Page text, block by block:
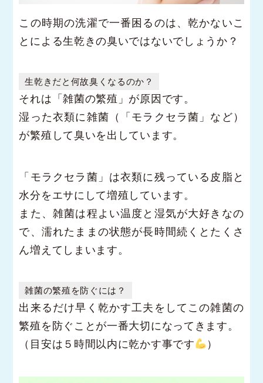
この時期の洗濯で一番困るのは、乾かないこ
とによる生乾きの臭いではないでしょうか？
生乾きだと何故臭くなるのか？
それは「雑菌の繁殖」が原因です。
湿った衣類に雑菌（「モラクセラ菌」など）
が繁殖して臭いを出しています。
「モラクセラ菌」は衣類に残っている皮脂と
水分をエサにして増殖しています。
また、雑菌は程よい温度と湿気が大好きなの
で、濡れたままの状態が長時間続くとたくさ
ん増えてしまいます。
雑菌の繁殖を防ぐには？
出来るだけ早く乾かす工夫をしてこの雑菌の
繁殖を防ぐことが一番大切になってきます。
（目安は５時間以内に乾かす事です
）